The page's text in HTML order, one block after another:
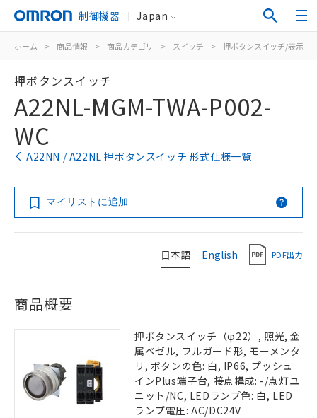
制御機器 Japan
ホーム > 商品情報 > 商品カテゴリ > スイッチ > 押ボタンスイッチ/表示灯
押ボタンスイッチ
A22NL-MGM-TWA-P002-
WC
A22NN / A22NL 押ボタンスイッチ 形式仕様一覧
マイリストに追加
日本語 English PDF出力
商品概要
押ボタンスイッチ（φ22）, 照光, 金
属ベゼル, フルガード形, モーメンタ
リ, ボタンの色: 白, IP66, プッシュ
インPlus端子台, 接点構成: -/点灯ユ
ニット/NC, LEDランプ色: 白, LED
ランプ電圧: AC/DC24V